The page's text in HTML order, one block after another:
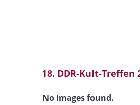
18. DDR-Kult-Treffen
No Images found.